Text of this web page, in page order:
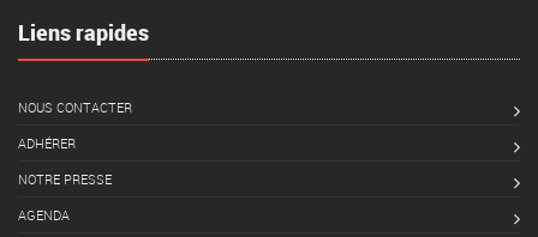
Liens rapides
NOUS CONTACTER
ADHÉRER
NOTRE PRESSE
AGENDA